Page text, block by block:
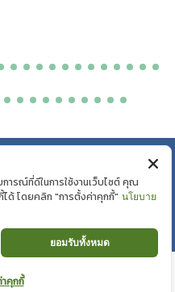
by VIBHARAM GROUP |
ารณ์ที่ดีในการใช้งานเว็บไซต์ คุณ
ได้ โดยคลิก "การตั้งค่าคุกกี้" นโยบาย
ยอมรับทั้งหมด
คุกกี้